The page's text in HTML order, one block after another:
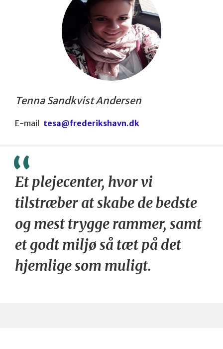
Tenna Sandkvist Andersen
E-mail tesa@frederikshavn.dk
Et plejecenter, hvor vi
tilstræber at skabe de bedste
og mest trygge rammer, samt
et godt miljø så tæt på det
hjemlige som muligt.